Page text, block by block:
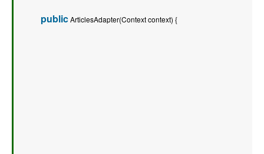
public ArticlesAdapter(Context context) {